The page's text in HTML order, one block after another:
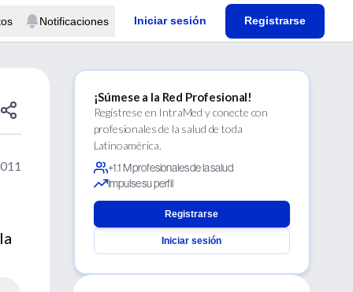
Notificaciones Iniciar sesión Registrarse
¡Súmese a la Red Profesional!
Regístrese en IntraMed y conecte con
profesionales de la salud de toda
Latinoamérica.
+1.1 M profesionales de la salud
Impulse su perfil
Registrarse
Iniciar sesión